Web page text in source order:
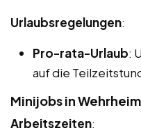
Urlaubsregelungen:
Pro-rata-Urlaub:
auf die
Minijobs in Wehrheim
Arbeitszeiten: